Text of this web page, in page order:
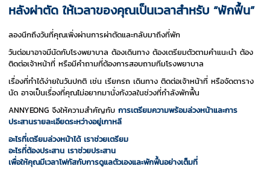
หลังผ่าตัด ให้เวลาของคุณเป็นเวลาสำหรับ “พักฟื้น”
ลองนึกถึงวันที่คุณเพิ่งผ่านการผ่าตัดและกลับมาถึงที่พัก
วันต่อมาอาจมีนัดกับโรงพยาบาล ต้องเดินทาง ต้องเตรียมตัวตามคำแนะนำ ต้อง
ติดต่อเจ้าหน้าที่ หรือมีคำถามที่ต้องการสอบถามทีมโรงพยาบาล
เรื่องที่ทำได้ง่ายในวันปกติ เช่น เรียกรถ เดินทาง ติดต่อเจ้าหน้าที่ หรือจัดตาราง
นัด อาจเป็นเรื่องที่คุณไม่อยากมานั่งกังวลในช่วงที่กำลังพักฟื้น
ANNYEONG จึงให้ความสำคัญกับการเตรียมความพร้อมล่วงหน้าและการ
ประสานรายละเอียดระหว่างอยู่เกาหลี
อะไรที่เตรียมล่วงหน้าได้ เราช่วยเตรียม
อะไรที่ต้องประสาน เราช่วยประสาน
เพื่อให้คุณมีเวลาโฟกัสกับการดูแลตัวเองและพักฟื้นอย่างเต็มที่